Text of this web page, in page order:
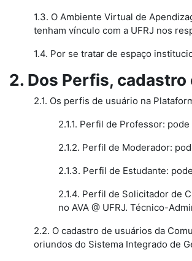
1.3. O Ambiente Virtual de
tenham vínculo com a UFRJ nos
1.4. Por se tratar de espaço
2. Dos Perfis,
2.1. Os perfis de usuário na
2.1.1. Perfil de Professor:
2.1.2. Perfil de Moderador:
2.1.3. Perfil de Estudante:
2.1.4. Perfil de Solicitador de
no AVA @ UFRJ. Técnico-
2.2. O cadastro de usuários da
oriundos do Sistema Integrado de